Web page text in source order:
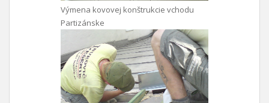
Výmena kovovej konštrukcie vchodu
Partizánske